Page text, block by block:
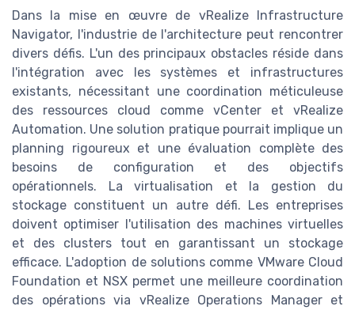
Dans la mise en œuvre de vRealize Infrastructure
Navigator, l'industrie de l'architecture peut rencontrer
divers défis. L'un des principaux obstacles réside dans
l'intégration avec les systèmes et infrastructures
existants, nécessitant une coordination méticuleuse
des ressources cloud comme vCenter et vRealize
Automation. Une solution pratique pourrait implique un
planning rigoureux et une évaluation complète des
besoins de configuration et des objectifs
opérationnels. La virtualisation et la gestion du
stockage constituent un autre défi. Les entreprises
doivent optimiser l'utilisation des machines virtuelles
et des clusters tout en garantissant un stockage
efficace. L'adoption de solutions comme VMware Cloud
Foundation et NSX permet une meilleure coordination
des opérations via vRealize Operations Manager et